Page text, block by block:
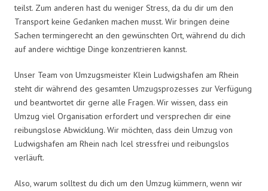
teilst. Zum anderen hast du weniger Stress, da du dir um den
Transport keine Gedanken machen musst. Wir bringen deine
Sachen termingerecht an den gewünschten Ort, während du dich
auf andere wichtige Dinge konzentrieren kannst.
Unser Team von Umzugsmeister Klein Ludwigshafen am Rhein
steht dir während des gesamten Umzugsprozesses zur Verfügung
und beantwortet dir gerne alle Fragen. Wir wissen, dass ein
Umzug viel Organisation erfordert und versprechen dir eine
reibungslose Abwicklung. Wir möchten, dass dein Umzug von
Ludwigshafen am Rhein nach Icel stressfrei und reibungslos
verläuft.
Also, warum solltest du dich um den Umzug kümmern, wenn wir